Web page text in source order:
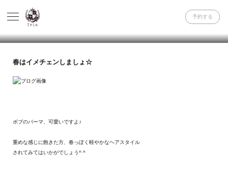
予約する
春はイメチェンしましょ☆
ボブのパーマ、可愛いですよ♪
重めな感じに飽きた方、春っぽく軽やかなヘアスタイル
されてみてはいかがでしょう^ ^